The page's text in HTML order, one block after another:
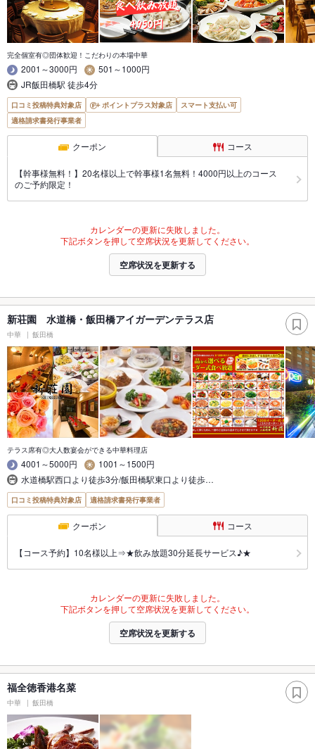
完全個室有◎団体歓迎！こだわりの本場中華
2001～3000円
501～1000円
JR飯田橋駅 徒歩4分
口コミ投稿特典対象店 ポイントプラス対象店
スマート支払い可
適格請求書発行事業者
クーポン コース
【幹事様無料！】20名様以上で幹事様1名無料！4000円以上のコース
のご予約限定！
カレンダーの更新に失敗しました。
下記ボタンを押して空席状況を更新してください。
空席状況を更新する
新荘園 水道橋・飯田橋アイガーデンテラス店
中華 飯田橋
テラス席有◎大人数宴会ができる中華料理店
4001～5000円
1001～1500円
水道橋駅西口より徒歩3分/飯田橋駅東口より徒歩…
口コミ投稿特典対象店 適格請求書発行事業者
クーポン コース
【コース予約】10名様以上⇒★飲み放題30分延長サービス♪★
カレンダーの更新に失敗しました。
下記ボタンを押して空席状況を更新してください。
空席状況を更新する
福全徳香港名菜
中華 飯田橋